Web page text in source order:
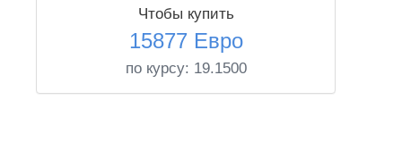
Чтобы купить
15877 Евро
по курсу: 19.1500